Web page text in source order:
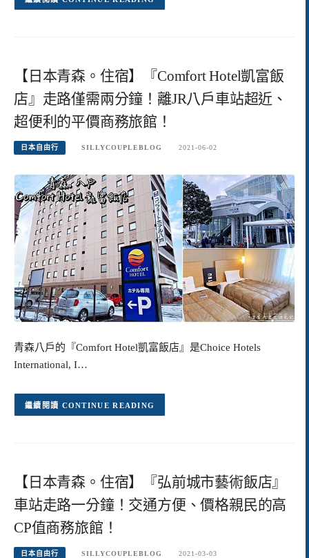
【日本青森。住宿】『Comfort Hotel凱富飯
店』走路僅需兩分鐘！離JR八戶車站超近、
超便利的平價商務旅館！
日本自由行 SILLYCOUPLEBLOG 2021-06-02
青森八戶的『Comfort Hotel凱富飯店』是Choice Hotels
International, I…
CONTINUE READING
【日本青森。住宿】『弘前城市藝術飯店』
車站走路一分鐘！交通方便、價格親民的高
CP值商務旅館！
日本自由行 SILLYCOUPLEBLOG 2021-03-03